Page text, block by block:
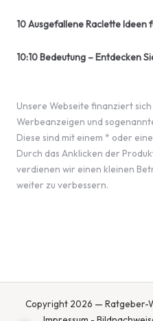
10 Ausgefallene Raclette Ideen
10:10 Bedeutung – Entdecken
Unsere Webseite finanziert
Werbeanzeigen und
Diese sind mit einem * oder
Durch das Anklicken der
verdienen wir einen kleinen
weiter zu verbessern.
Copyright 2026 — Ratgeber-